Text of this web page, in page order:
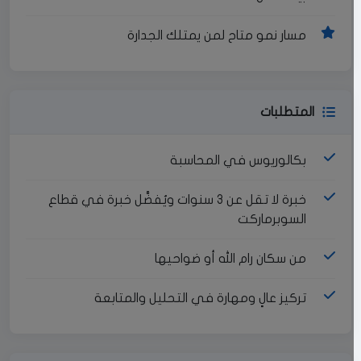
مسار نمو متاح لمن يمتلك الجدارة
المتطلبات
بكالوريوس في المحاسبة
خبرة لا تقل عن 3 سنوات ويُفضَّل خبرة في قطاع
السوبرماركت
من سكان رام الله أو ضواحيها
تركيز عالٍ ومهارة في التحليل والمتابعة